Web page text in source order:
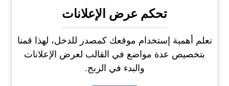
تحكم عرض الإعلانات
نعلم أهمية إستخدام موقعك كمصدر للدخل، لهذا قمنا
بتخصيص عدة مواضع في القالب لعرض الإعلانات
والبدء في الربح.